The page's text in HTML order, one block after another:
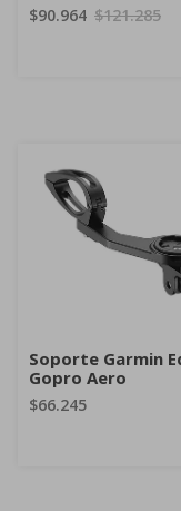
$90.964 $121.285
Soporte Garmin
Gopro Aero
$66.245